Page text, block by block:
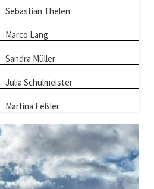
Sebastian Thelen
Marco Lang
Sandra Müller
Julia Schulmeister
Martina Feßler